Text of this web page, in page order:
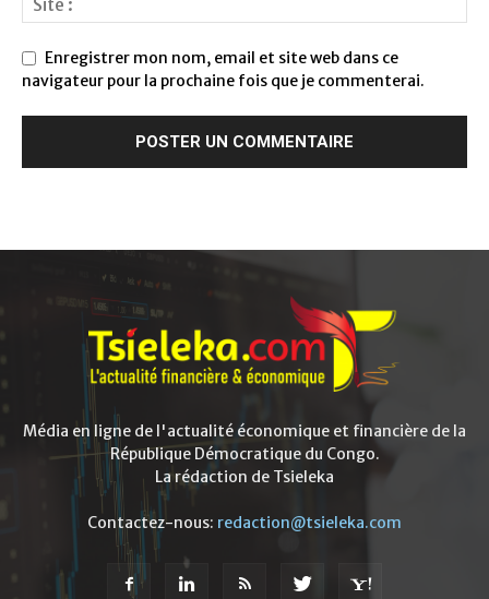
Enregistrer mon nom, email et site web dans ce
navigateur pour la prochaine fois que je commenterai.
Média en ligne de l'actualité économique et financière de la
République Démocratique du Congo.
La rédaction de Tsieleka
Contactez-nous: redaction@tsieleka.com